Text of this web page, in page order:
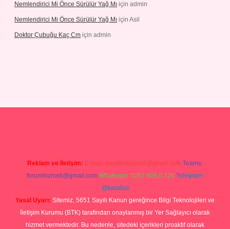
Nemlendirici Mi Önce Sürülür Yağ Mı için admin
Nemlendirici Mi Önce Sürülür Yağ Mı için Asil
Doktor Çubuğu Kaç Cm için admin
Reklam ve İletişim: E-mail: backlinkpaneli@gmail.com Teams:
forumhizmeti@gmail.com Whatsapp: 0262 606 0 726 Telegram:
@karabul
Yasal Uyarı: Sitemiz, 5651 Sayılı Kanun gereğince Bilgi Teknolojileri ve
İletişim Kurumu (BTK) tarafından onaylanmış bir Yer Sağlayıcı olarak
hizmet vermektedir. Bu nedenle, sitedeki içerikleri proaktif olarak